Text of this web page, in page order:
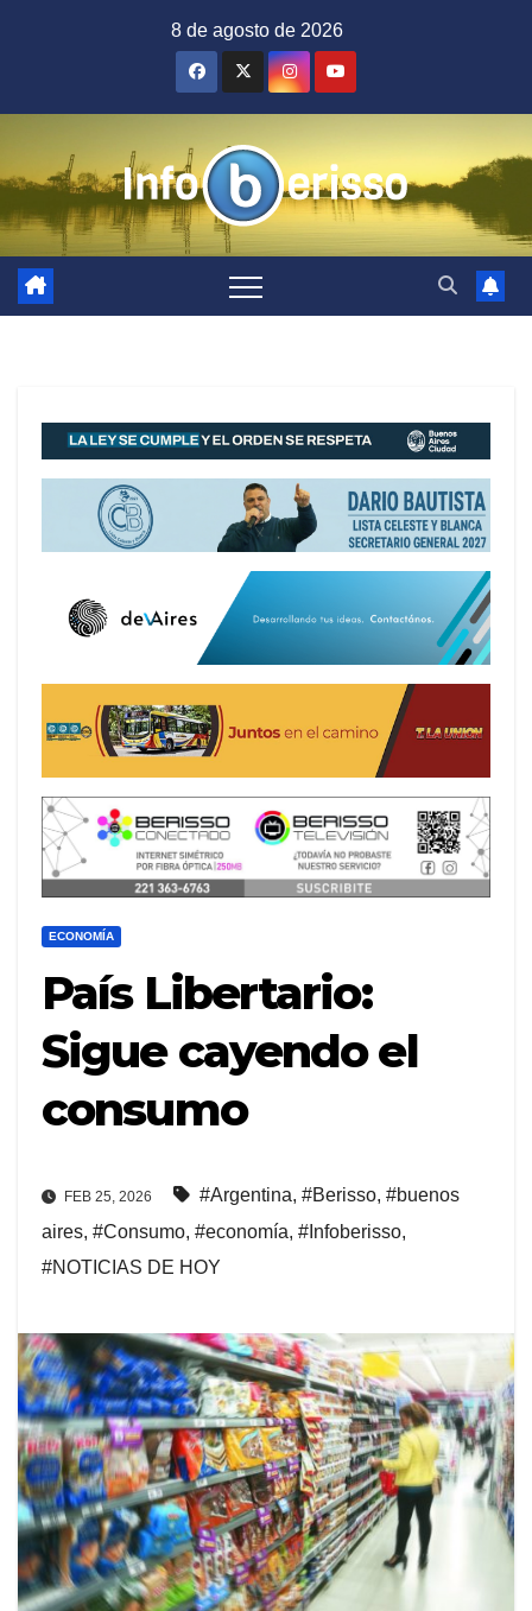
8 de agosto de 2026
ECONOMÍA
País Libertario:
Sigue cayendo el
consumo
FEB 25, 2026 #Argentina, #Berisso, #buenos
aires, #Consumo, #economía, #Infoberisso,
#NOTICIAS DE HOY